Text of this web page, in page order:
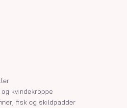
kvindekroppe
fisk og skildpadder